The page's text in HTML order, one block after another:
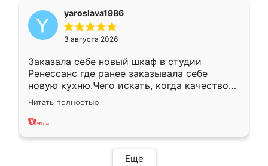
yaroslava1986
3 августа 2026
Заказала себе новый шкаф в студии
Ренессанс где ранее заказывала себе
новую кухню.Чего искать, когда качеством
вполне довольна. Служит кухня уже почти
два года, нареканий нет.
Читать полностью
Еще